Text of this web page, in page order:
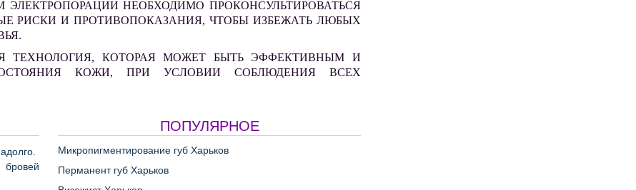
НЕОБХОДИМО ПРОКОНСУЛЬТИРОВАТЬСЯ
РИСКИ И ПРОТИВОПОКАЗАНИЯ, ЧТОБЫ ИЗБЕЖАТЬ ЛЮБЫХ
ТЕХНОЛОГИЯ, КОТОРАЯ МОЖЕТ БЫТЬ ЭФФЕКТИВНЫМ И
КОЖИ, ПРИ УСЛОВИИ СОБЛЮДЕНИЯ ВСЕХ
ПОПУЛЯРНОЕ
Микропигментирование губ Харьков
Перманент губ Харьков